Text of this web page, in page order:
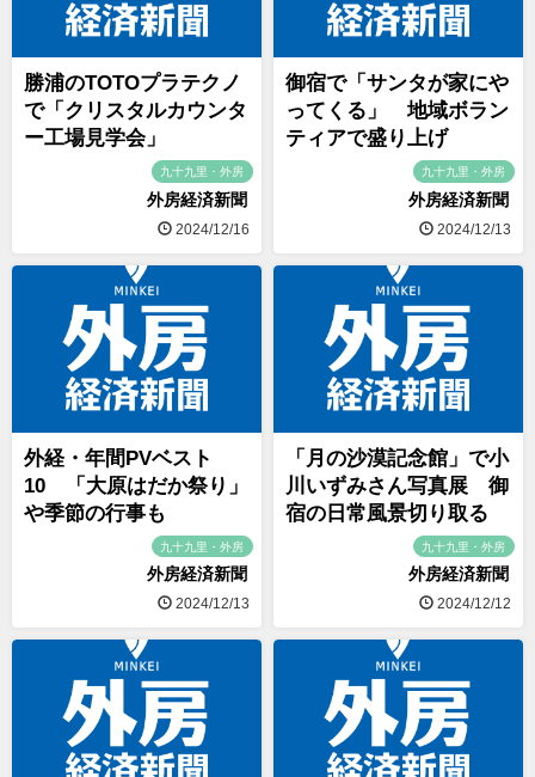
勝浦のTOTOプラテクノ
で「クリスタルカウンタ
ー工場見学会」
九十九里・外房
外房経済新聞
2024/12/16
御宿で「サンタが家にや
ってくる」 地域ボラン
ティアで盛り上げ
九十九里・外房
外房経済新聞
2024/12/13
外経・年間PVベスト
10 「大原はだか祭り」
や季節の行事も
九十九里・外房
外房経済新聞
2024/12/13
「月の沙漠記念館」で小
川いずみさん写真展 御
宿の日常風景切り取る
九十九里・外房
外房経済新聞
2024/12/12